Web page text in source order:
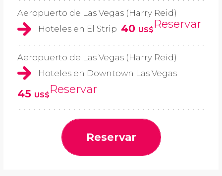
Aeropuerto de Las Vegas (Harry Reid)
Hoteles en El Strip 40 US$Reservar
Aeropuerto de Las Vegas (Harry Reid)
Hoteles en Downtown Las Vegas
45 US$Reservar
Reservar